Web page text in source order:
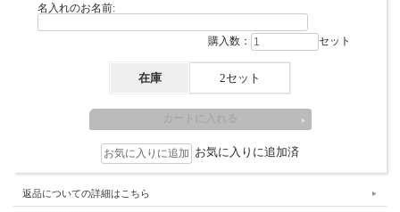
名入れのお名前:
購入数： セット
在庫 2セット
お気に入りに追加済
返品についての詳細はこちら